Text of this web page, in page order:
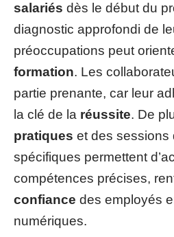
salariés dès le début du
diagnostic approfondi de
préoccupations peut
formation. Les
partie prenante, car leur
la clé de la réussite. De
pratiques et des sessions
spécifiques permettent
compétences précises,
confiance des employés
numériques.